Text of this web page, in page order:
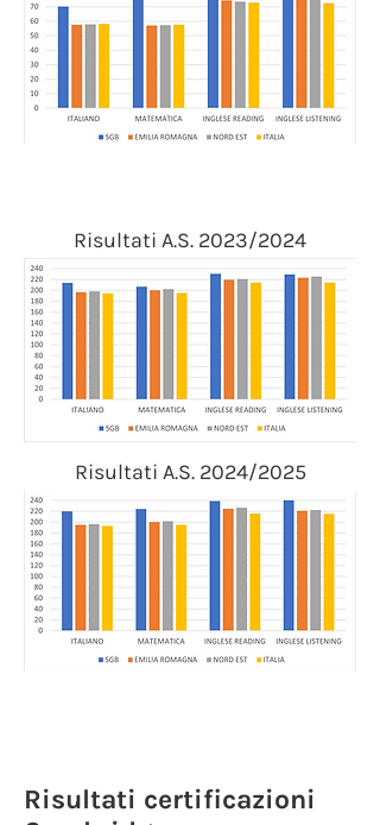
Risultati A.S. 2023/2024
Risultati A.S. 2024/2025
Risultati certificazioni